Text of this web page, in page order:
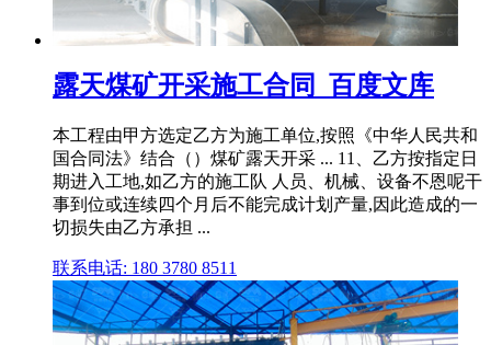
露天煤矿开采施工合同_百度文库
本工程由甲方选定乙方为施工单位,按照《中华人民共和
国合同法》结合（）煤矿露天开采 ... 11、乙方按指定日
期进入工地,如乙方的施工队 人员、机械、设备不恩呢干
事到位或连续四个月后不能完成计划产量,因此造成的一
切损失由乙方承担 ...
联系电话: 180 3780 8511